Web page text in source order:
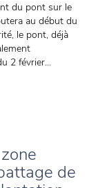
du pont sur le
au début du
le pont, déjà
2 février...
de